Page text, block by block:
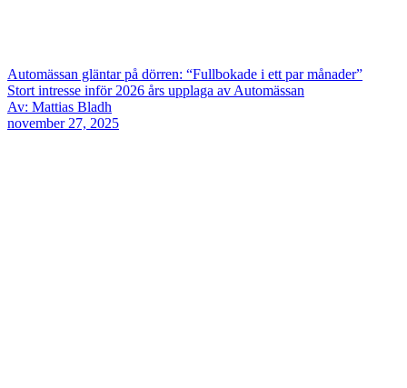
Automässan gläntar på dörren: “Fullbokade i ett par månader”
Stort intresse inför 2026 års upplaga av Automässan
Av: Mattias Bladh
november 27, 2025